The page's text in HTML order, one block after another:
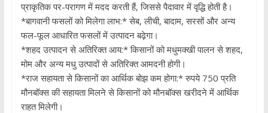
प्राकृतिक पर-परागण में मदद करती हैं, जिससे पैदावार में वृद्धि होती है।
*बागवानी फसलों को मिलेगा लाभ:* सेब, लीची, बादाम, सरसों और अन्य
फल-फूल आधारित फसलों में उत्पादन बढ़ेगा।
*शहद उत्पादन से अतिरिक्त आय:* किसानों को मधुमक्खी पालन से शहद,
मोम और अन्य मधु उत्पादों से अतिरिक्त आमदनी होगी।
*राज सहायता से किसानों का आर्थिक बोझ कम होगा:* रुपये 750 प्रति
मौनबॉक्स की सहायता मिलने से किसानों को मौनबॉक्स खरीदने में आर्थिक
राहत मिलेगी।